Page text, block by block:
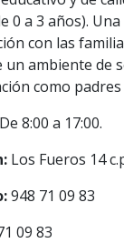
0 a 3 años).
con las
un ambiente de
como
De 8:00 a 17:00.
Los Fueros 14
948 71 09 83
09 83